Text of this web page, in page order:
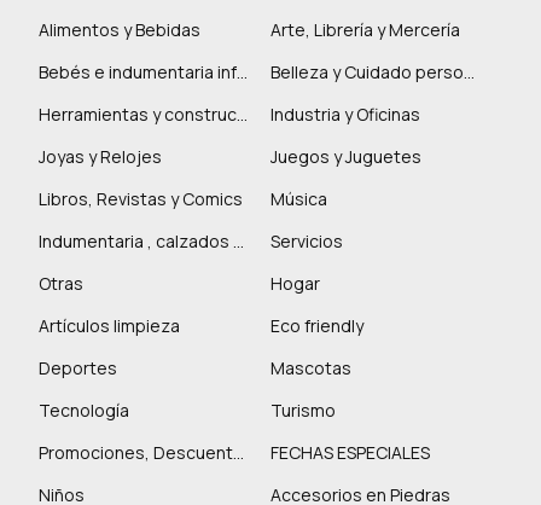
Alimentos y Bebidas
Arte, Librería y Mercería
Bebés e indumentaria infantil
Belleza y Cuidado personal
Herramientas y construcción
Industria y Oficinas
Joyas y Relojes
Juegos y Juguetes
Libros, Revistas y Comics
Música
Indumentaria , calzados y marroquinería
Servicios
Otras
Hogar
Artículos limpieza
Eco friendly
Deportes
Mascotas
Tecnología
Turismo
Promociones, Descuentos y más
FECHAS ESPECIALES
Niños
Accesorios en Piedras